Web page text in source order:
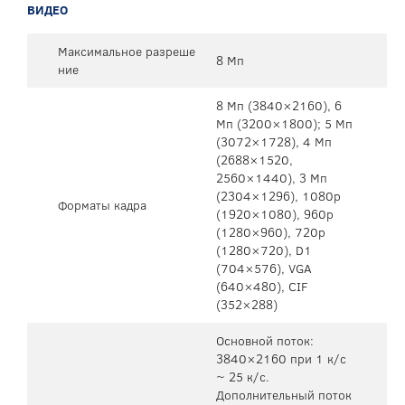
ВИДЕО
Максимальное разреше
ние
8 Мп
Форматы кадра
8 Mп (3840×2160), 6
Mп (3200×1800); 5 Мп
(3072×1728), 4 Mп
(2688×1520,
2560×1440), 3 Mп
(2304×1296), 1080p
(1920×1080), 960p
(1280×960), 720p
(1280×720), D1
(704×576), VGA
(640×480), CIF
(352×288)
Основной поток:
3840×2160 при 1 к/с
~ 25 к/с.
Дополнительный поток